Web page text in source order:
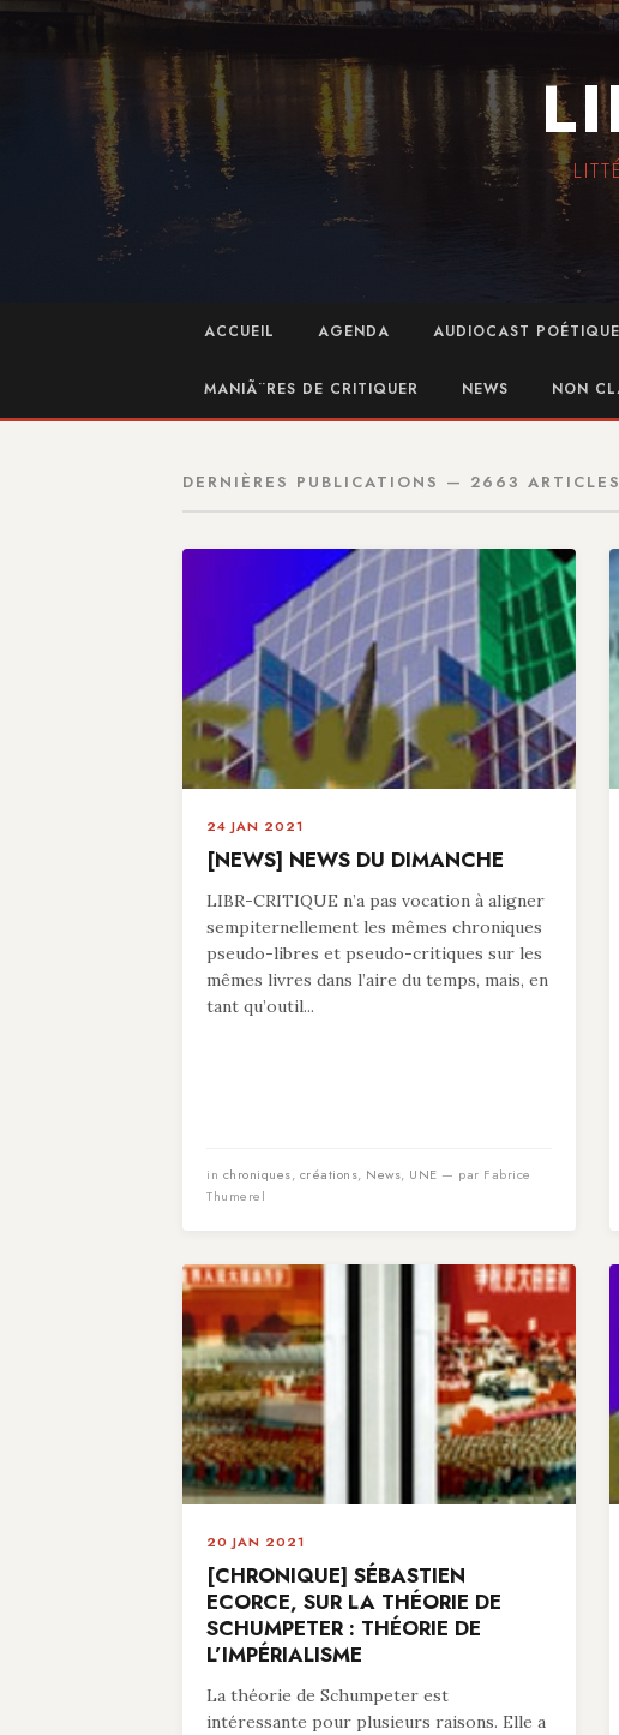
ACCUEIL AGENDA AUDIOCAST POÉTIQUE
MANIÃ¨RES DE CRITIQUER NEWS NON
DERNIÈRES PUBLICATIONS — 2663 ARTICLES
24 JAN 2021
[NEWS] NEWS DU DIMANCHE
LIBR-CRITIQUE n’a pas vocation à aligner
sempiternellement les mêmes chroniques
pseudo-libres et pseudo-critiques sur les
mêmes livres dans l’aire du temps, mais, en
tant qu’outil...
in chroniques, créations, News, UNE — par Fabrice
Thumerel
20 JAN 2021
[CHRONIQUE] SÉBASTIEN
ECORCE, SUR LA THÉORIE DE
SCHUMPETER : THÉORIE DE
L’IMPÉRIALISME
La théorie de Schumpeter est
intéressante pour plusieurs raisons. Elle a